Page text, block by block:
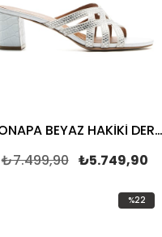
MONAPA BEYAZ HAKİKİ DERİ Kadın TOPUKLU TERLİK
₺5.749,90
₺7.499,90
%22